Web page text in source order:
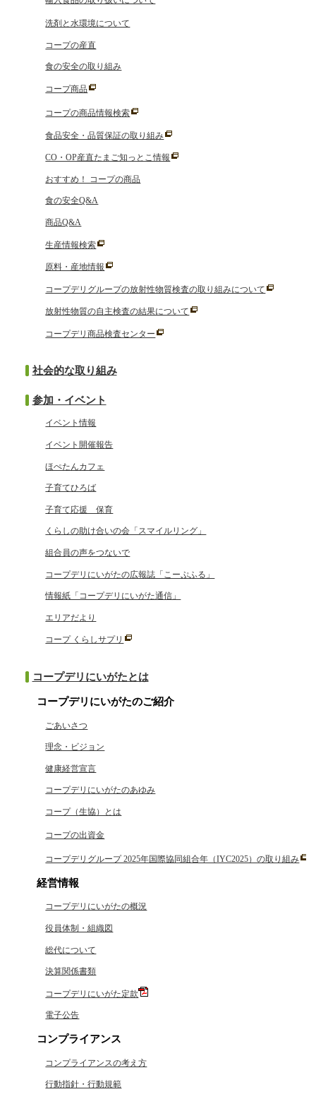
洗剤と水環境について
コープの産直
食の安全の取り組み
コープ商品
コープの商品情報検索
食品安全・品質保証の取り組み
CO・OP産直たまご知っとこ情報
おすすめ！ コープの商品
食の安全Q&A
商品Q&A
生産情報検索
原料・産地情報
コープデリグループの放射性物質検査の取り組みについて
放射性物質の自主検査の結果について
コープデリ商品検査センター
社会的な取り組み
参加・イベント
イベント情報
イベント開催報告
ほぺたんカフェ
子育てひろば
子育て応援 保育
くらしの助け合いの会「スマイルリング」
組合員の声をつないで
コープデリにいがたの広報誌「こーぷふる」
情報紙「コープデリにいがた通信」
エリアだより
コープ くらしサプリ
コープデリにいがたとは
コープデリにいがたのご紹介
ごあいさつ
理念・ビジョン
健康経営宣言
コープデリにいがたのあゆみ
コープ（生協）とは
コープの出資金
コープデリグループ 2025年国際協同組合年（IYC2025）の取り組み
経営情報
コープデリにいがたの概況
役員体制・組織図
総代について
決算関係書類
コープデリにいがた定款
電子公告
コンプライアンス
コンプライアンスの考え方
行動指針・行動規範